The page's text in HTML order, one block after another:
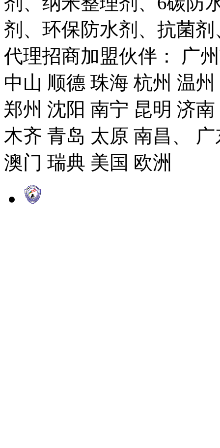
剂、环保防水剂、抗菌
代理招商加盟伙伴： 广
中山 顺德 珠海 杭州 温
郑州 沈阳 南宁 昆明 济
木齐 青岛 太原 南昌、
澳门 瑞典 美国 欧洲